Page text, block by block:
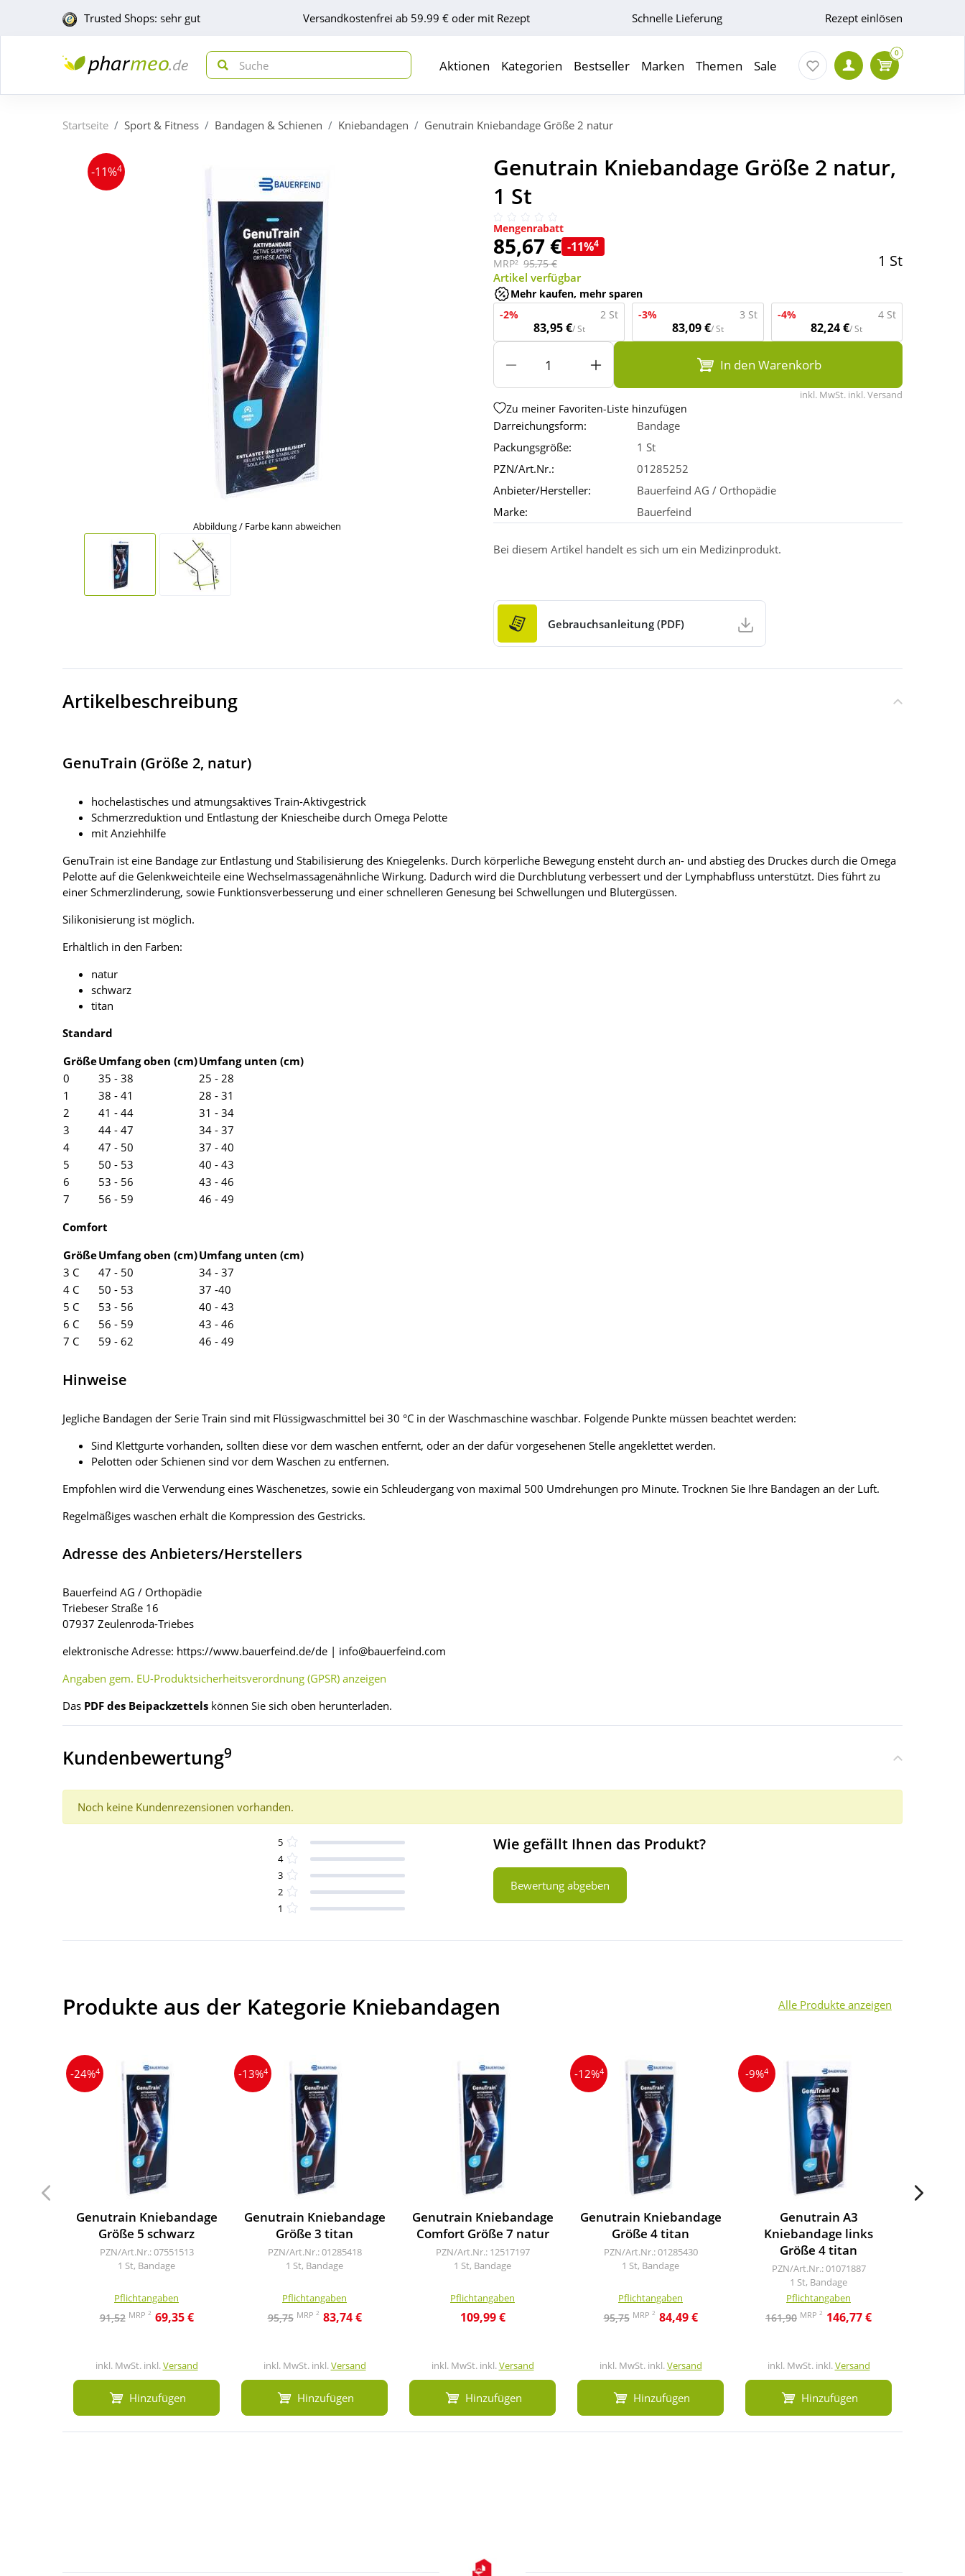
Trusted Shops: sehr gut Versandkostenfrei ab 59.99 € oder mit Rezept Schnelle Lieferung Rezept einlösen
Aktionen Kategorien Bestseller Marken Themen Sale
0
Startseite Sport & Fitness Bandagen & Schienen Kniebandagen Genutrain Kniebandage Größe 2 natur
-11%4
Abbildung / Farbe kann abweichen
Genutrain Kniebandage Größe 2 natur,
1 St
Mengenrabatt
85,67 € -11%4
MRP² 95,75 € 1 St
Artikel verfügbar
Mehr kaufen, mehr sparen
-2%
2 St
83,95 €/ St
-3% 3 St
83,09 €/ St
-4% 4 St
82,24 €/ St
In den Warenkorb
inkl. MwSt. inkl. Versand
Zu meiner Favoriten-Liste hinzufügen
Darreichungsform:
Bandage
Packungsgröße:
1 St
PZN/Art.Nr.:
01285252
Anbieter/Hersteller:
Bauerfeind AG / Orthopädie
Marke:
Bauerfeind
Bei diesem Artikel handelt es sich um ein Medizinprodukt.
Gebrauchsanleitung (PDF)
Artikelbeschreibung
GenuTrain (Größe 2, natur)
hochelastisches und atmungsaktives Train-Aktivgestrick
Schmerzreduktion und Entlastung der Kniescheibe durch Omega Pelotte
mit Anziehhilfe
GenuTrain ist eine Bandage zur Entlastung und Stabilisierung des Kniegelenks. Durch körperliche Bewegung ensteht durch an- und abstieg des Druckes durch die Omega
Pelotte auf die Gelenkweichteile eine Wechselmassagenähnliche Wirkung. Dadurch wird die Durchblutung verbessert und der Lymphabfluss unterstützt. Dies führt zu
einer Schmerzlinderung, sowie Funktionsverbesserung und einer schnelleren Genesung bei Schwellungen und Blutergüssen.
Silikonisierung ist möglich.
Erhältlich in den Farben:
natur
schwarz
titan
Standard
GrößeUmfang oben (cm)Umfang unten (cm)
0
35 - 38
25 - 28
1
38 - 41
28 - 31
2
41 - 44
31 - 34
3
44 - 47
34 - 37
4
47 - 50
37 - 40
5
50 - 53
40 - 43
6
53 - 56
43 - 46
7
56 - 59
46 - 49
Comfort
GrößeUmfang oben (cm)Umfang unten (cm)
3 C
47 - 50
34 - 37
4 C
50 - 53
37 -40
5 C
53 - 56
40 - 43
6 C
56 - 59
43 - 46
7 C
59 - 62 46 - 49
Hinweise
Jegliche Bandagen der Serie Train sind mit Flüssigwaschmittel bei 30 °C in der Waschmaschine waschbar. Folgende Punkte müssen beachtet werden:
Sind Klettgurte vorhanden, sollten diese vor dem waschen entfernt, oder an der dafür vorgesehenen Stelle angeklettet werden.
Pelotten oder Schienen sind vor dem Waschen zu entfernen.
Empfohlen wird die Verwendung eines Wäschenetzes, sowie ein Schleudergang von maximal 500 Umdrehungen pro Minute. Trocknen Sie Ihre Bandagen an der Luft.
Regelmäßiges waschen erhält die Kompression des Gestricks.
Adresse des Anbieters/Herstellers
Bauerfeind AG / Orthopädie
Triebeser Straße 16
07937 Zeulenroda-Triebes
elektronische Adresse: https://www.bauerfeind.de/de | info@bauerfeind.com
Angaben gem. EU-Produktsicherheitsverordnung (GPSR) anzeigen
Das PDF des Beipackzettels können Sie sich oben herunterladen.
Kundenbewertung9
Noch keine Kundenrezensionen vorhanden.
5
4
3
2
1
Wie gefällt Ihnen das Produkt?
Bewertung abgeben
Produkte aus der Kategorie Kniebandagen Alle Produkte anzeigen
-24%4
Genutrain Kniebandage
Größe 5 schwarz
PZN/Art.Nr.: 07551513
1 St, Bandage
Pflichtangaben
91,52 MRP 2 69,35 €
inkl. MwSt. inkl.Versand
Hinzufügen
-13%4
Genutrain Kniebandage
Größe 3 titan
PZN/Art.Nr.: 01285418
1 St, Bandage
Pflichtangaben
95,75 MRP 2 83,74 €
inkl. MwSt. inkl.Versand
Hinzufügen
Genutrain Kniebandage
Comfort Größe 7 natur
PZN/Art.Nr.: 12517197
1 St, Bandage
Pflichtangaben
109,99 €
inkl. MwSt. inkl.Versand
Hinzufügen
-12%4
Genutrain Kniebandage
Größe 4 titan
PZN/Art.Nr.: 01285430
1 St, Bandage
Pflichtangaben
95,75 MRP 2 84,49 €
inkl. MwSt. inkl.Versand
Hinzufügen
-9%4
Genutrain A3
Kniebandage links
Größe 4 titan
PZN/Art.Nr.: 01071887
1 St, Bandage
Pflichtangaben
161,90 MRP 2 146,77 €
inkl. MwSt. inkl.Versand
Hinzufügen